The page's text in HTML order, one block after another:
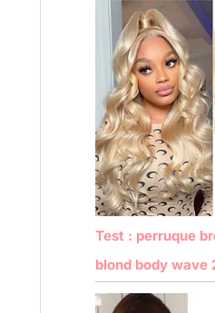
Test : perruque
blond body wave